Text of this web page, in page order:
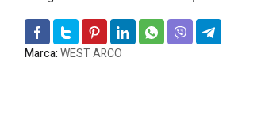
Marca:WEST ARCO